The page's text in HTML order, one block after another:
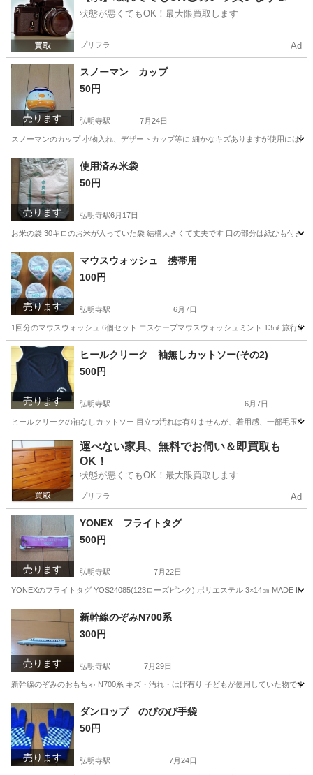
状態が悪くてもOK！最大限買取します
プリフラ Ad
売ります
スノーマン カップ
50円
弘明寺駅 7月24日
スノーマンのカップ 小物入れ、デザートカップ等に 細かなキズありますが使用には
神奈川 横浜市 弘明寺駅
売ります
使用済み米袋
50円
弘明寺駅6月17日
お米の袋 30キロのお米が入っていた袋 結構大きくて丈夫です 口の部分は紙ひも付き
神奈川 横浜市 弘明寺駅 ラッピング用品
売ります
マウスウォッシュ 携帯用
100円
弘明寺駅 6月7日
1回分のマウスウォッシュ 6個セット エスケープマウスウォッシュミント 13㎖ 旅行
神奈川 横浜市 弘明寺駅 その他 マウス
売ります
ヒールクリーク 袖無しカットソー(その2)
500円
弘明寺駅 6月7日
ヒールクリークの袖なしカットソー 目立つ汚れは有りませんが、着用感、一部毛玉
神奈川 横浜市 弘明寺駅 カットソー 汚れ
運べない家具、無料でお伺い＆即買取も
OK！
状態が悪くてもOK！最大限買取します
プリフラ Ad
売ります
YONEX フライトタグ
500円
弘明寺駅 7月22日
YONEXのフライトタグ YOS24085(123ローズピンク) ポリエステル 3×14㎝ MADE IN
神奈川 横浜市 弘明寺駅 テニス
売ります
新幹線のぞみN700系
300円
弘明寺駅 7月29日
新幹線のぞみのおもちゃ N700系 キズ・汚れ・はげ有り 子どもが使用していた物で
神奈川 横浜市 弘明寺駅 おもちゃ N700系
売ります
ダンロップ のびのび手袋
50円
弘明寺駅 7月24日